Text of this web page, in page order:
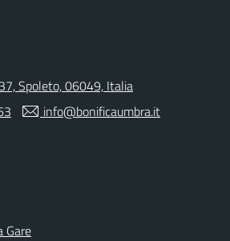
Spoleto, 06049, Italia
info@bonificaumbra.it
Gare